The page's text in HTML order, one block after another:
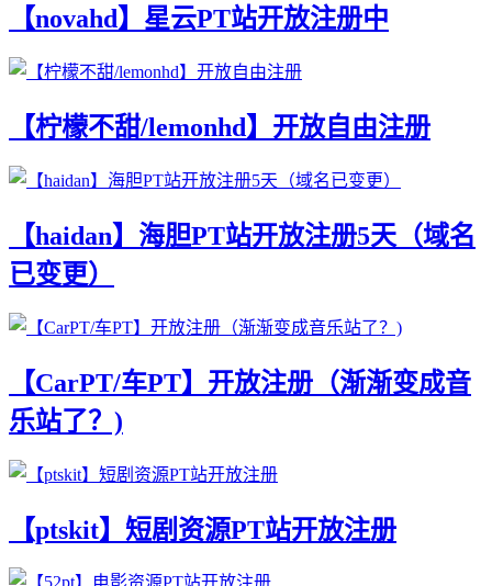
【novahd】星云PT站开放注册中
【柠檬不甜/lemonhd】开放自由注册
【haidan】海胆PT站开放注册5天（域名
已变更）
【CarPT/车PT】开放注册（渐渐变成音
乐站了？)
【ptskit】短剧资源PT站开放注册